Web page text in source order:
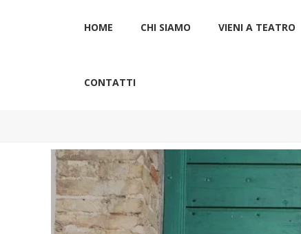
HOME CHI SIAMO VIENI A TEATRO
CONTATTI